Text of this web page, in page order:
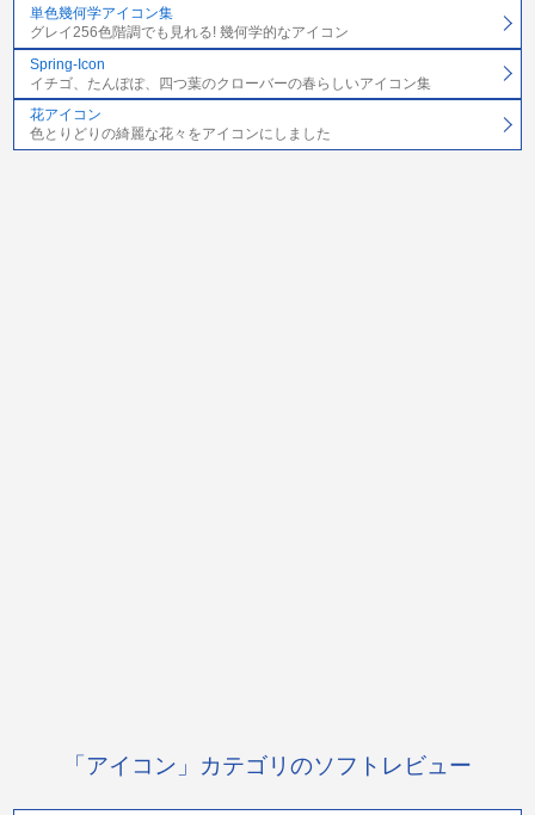
単色幾何学アイコン集
グレイ256色階調でも見れる! 幾何学的なアイコン
Spring-Icon
イチゴ、たんぽぽ、四つ葉のクローバーの春らしいアイコン集
花アイコン
色とりどりの綺麗な花々をアイコンにしました
「アイコン」カテゴリのソフトレビュー